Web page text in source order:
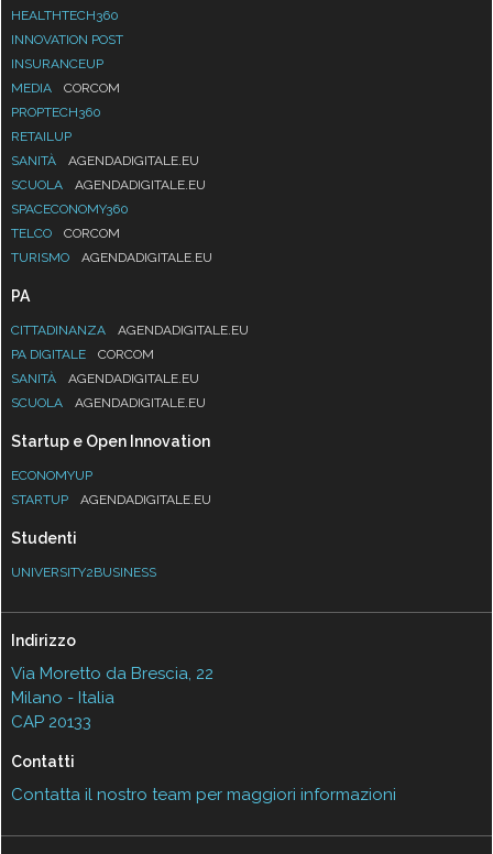
HEALTHTECH360
INNOVATION POST
INSURANCEUP
MEDIA
CORCOM
PROPTECH360
RETAILUP
SANITÀ
AGENDADIGITALE.EU
SCUOLA
AGENDADIGITALE.EU
SPACECONOMY360
TELCO
CORCOM
TURISMO
AGENDADIGITALE.EU
PA
CITTADINANZA
AGENDADIGITALE.EU
PA DIGITALE
CORCOM
SANITÀ
AGENDADIGITALE.EU
SCUOLA
AGENDADIGITALE.EU
Startup e Open Innovation
ECONOMYUP
STARTUP
AGENDADIGITALE.EU
Studenti
UNIVERSITY2BUSINESS
Indirizzo
Via Moretto da Brescia, 22
Milano - Italia
CAP 20133
Contatti
Contatta il nostro team per maggiori informazioni